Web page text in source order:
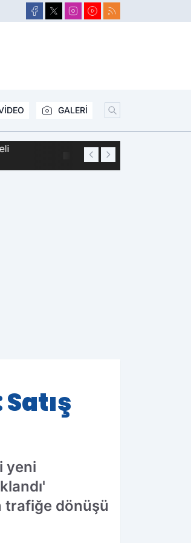
GALERİ
01:44
yeni
trafiğe dönüşü